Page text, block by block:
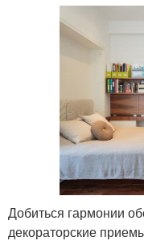
Добиться гармонии
декораторские